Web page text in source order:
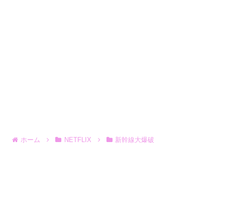
ホーム NETFLIX 新幹線大爆破